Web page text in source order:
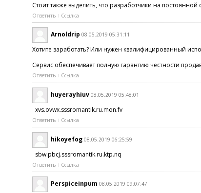
Стоит также выделить, что разработчики на
Ответить Ссылка
Arnoldrip 08.05.2019 05:31:11
Хотите заработать? Или нужен квалифицированный
Сервис обеспечивает полную гарантию честности
Ответить Ссылка
huyerayhiuv 08.05.2019 05:48:01
xvs.ovwx.sssromantik.ru.mon.fv
Ответить Ссылка
hikoyefog 08.05.2019 06:25:59
sbw.pbcj.sssromantik.ru.ktp.nq
Ответить Ссылка
Perspiceinpum 08.05.2019 09:07:47